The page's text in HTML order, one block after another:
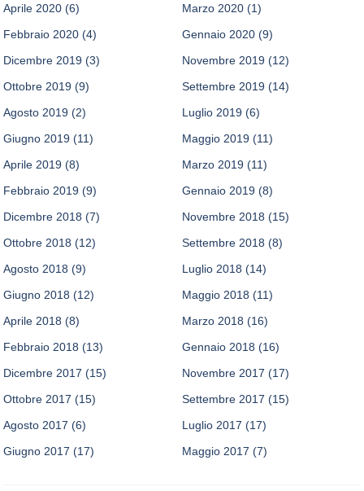
Aprile 2020 (6) Marzo 2020 (1)
Febbraio 2020 (4) Gennaio 2020 (9)
Dicembre 2019 (3) Novembre 2019 (12)
Ottobre 2019 (9) Settembre 2019 (14)
Agosto 2019 (2) Luglio 2019 (6)
Giugno 2019 (11) Maggio 2019 (11)
Aprile 2019 (8) Marzo 2019 (11)
Febbraio 2019 (9) Gennaio 2019 (8)
Dicembre 2018 (7) Novembre 2018 (15)
Ottobre 2018 (12) Settembre 2018 (8)
Agosto 2018 (9) Luglio 2018 (14)
Giugno 2018 (12) Maggio 2018 (11)
Aprile 2018 (8) Marzo 2018 (16)
Febbraio 2018 (13) Gennaio 2018 (16)
Dicembre 2017 (15) Novembre 2017 (17)
Ottobre 2017 (15) Settembre 2017 (15)
Agosto 2017 (6) Luglio 2017 (17)
Giugno 2017 (17) Maggio 2017 (7)